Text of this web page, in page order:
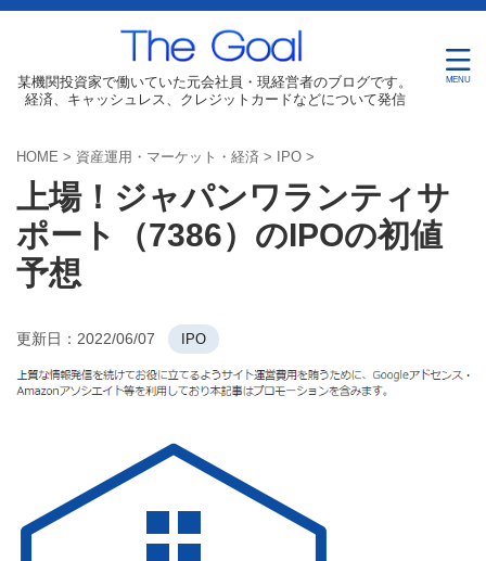
某機関投資家で働いていた元会社員・現経営者のブログです。
経済、キャッシュレス、クレジットカードなどについて発信
HOME > 資産運用・マーケット・経済 > IPO >
上場！ジャパンワランティサ
ポート（7386）のIPOの初値
予想
更新日： 2022/06/07 IPO